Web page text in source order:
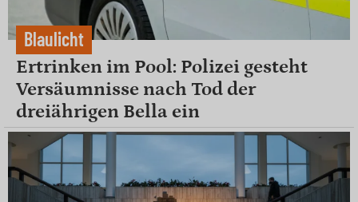
Blaulicht
Ertrinken im Pool: Polizei gesteht
Versäumnisse nach Tod der
dreiährigen Bella ein